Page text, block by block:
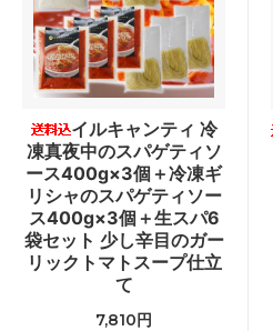
イルキャンティ 冷
凍真夜中のスパゲティソ
ース400g×3個＋冷凍ギ
リシャのスパゲティソー
ス400g×3個＋生スパ6
袋セット 少し辛目のガー
リックトマトスープ仕立
て
7,810円